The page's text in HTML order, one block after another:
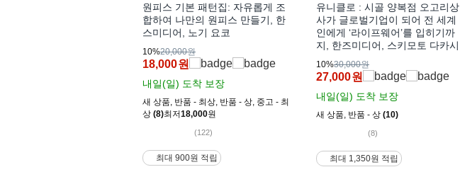
원피스 기본 패턴집: 자유롭게 조
합하여 나만의 원피스 만들기, 한
스미디어, 노기 요코
10%20,000원
18,000원
내일(일) 도착 보장
새 상품 반품 - 최상 반품 - 상 중고 - 최
상 (8)최저18,000원
(122)
최대 900원 적립
유니클로 : 시골 양복점 오고리상
사가 글로벌기업이 되어 전 세계
인에게 ‘라이프웨어’를 입히기까
지, 한즈미디어, 스키모토 다카시
10%30,000원
27,000원
내일(일) 도착 보장
새 상품 반품 - 상 (10)
(8)
최대 1,350원 적립